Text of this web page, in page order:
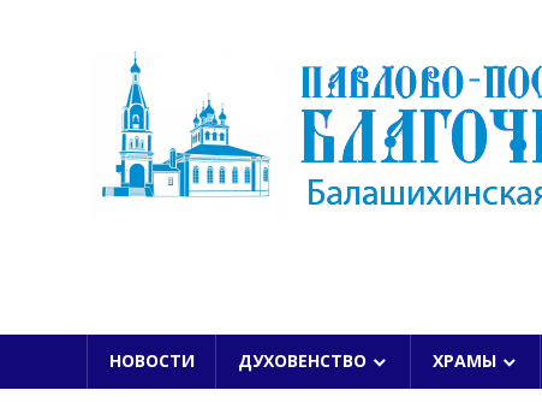
НОВОСТИ ДУХОВЕНСТВО ХРАМЫ